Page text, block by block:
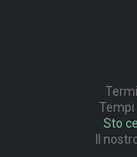
Tempi
Sto
Il